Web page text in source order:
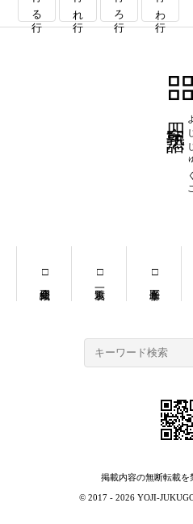
る行 れ行 ろ行 わ行
よじ
掲載内容の無断転載を
© 2017 - 2026 YOJI-